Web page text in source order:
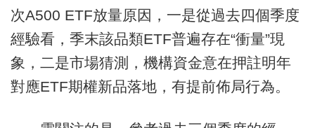
次A500 ETF放量原因，一是從過去四個季度
經驗看，季末該品類ETF普遍存在“衝量”現
象，二是市場猜測，機構資金意在押註明年
對應ETF期權新品落地，有提前佈局行為。